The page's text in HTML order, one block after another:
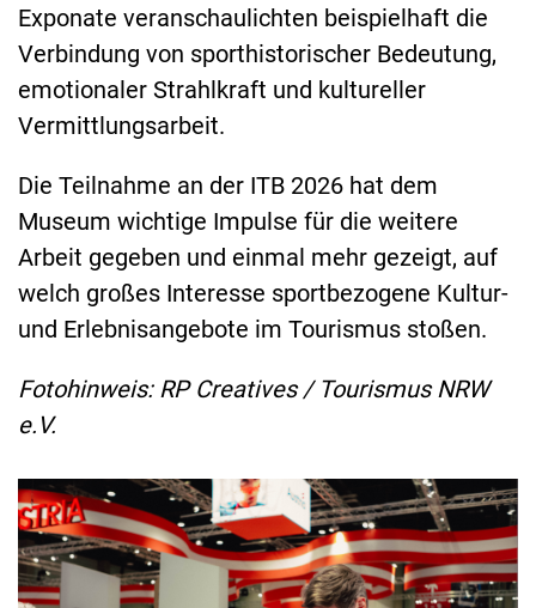
Exponate veranschaulichten beispielhaft die
Verbindung von sporthistorischer Bedeutung,
emotionaler Strahlkraft und kultureller
Vermittlungsarbeit.
Die Teilnahme an der ITB 2026 hat dem
Museum wichtige Impulse für die weitere
Arbeit gegeben und einmal mehr gezeigt, auf
welch großes Interesse sportbezogene Kultur-
und Erlebnisangebote im Tourismus stoßen.
Fotohinweis: RP Creatives / Tourismus NRW
e.V.